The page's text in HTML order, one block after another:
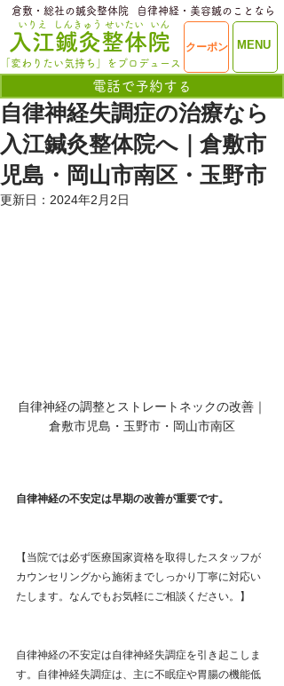
ME
​入江鍼灸整体院
いりえ
MENU
クーポン
電話で予約する
せいたい
しんきゅう いん
「変わりたい気持ち」をプロデュース
​倉敷・総社の鍼灸整体院 ​自律神経・美容鍼のことなら
自律神経失調症の治療なら
入江鍼灸整体院へ｜倉敷市
児島・岡山市南区・玉野市
更新日： 2024年2月2日
自律神経の調整とストレートネックの改善｜
倉敷市児島・玉野市・岡山市南区
自律神経の不安定は早期の改善が重要です。
【当院では必ず医療国家資格を取得したスタッフが
カウンセリングから施術までしっかり丁寧に対応い
たします。なんでもお気軽にご相談ください。】
自律神経の不安定は自律神経失調症を引き起こしま
す。自律神経失調症は、主に不眠症や胃腸の機能低